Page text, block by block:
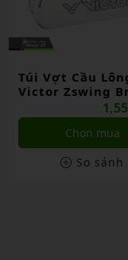
Cầu Lông
Zswing Br5656
1,550,000₫
Chọn mua
So sánh